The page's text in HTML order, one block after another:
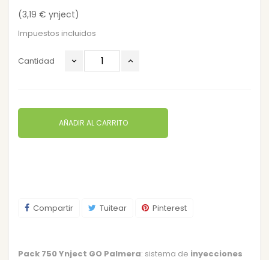
(3,19 € ynject)
Impuestos incluidos
Cantidad
AÑADIR AL CARRITO
Compartir Tuitear Pinterest
Pack 750 Ynject GO Palmera: sistema de inyecciones